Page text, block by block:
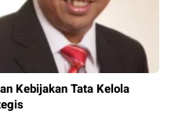
Kebijakan Tata Kelola